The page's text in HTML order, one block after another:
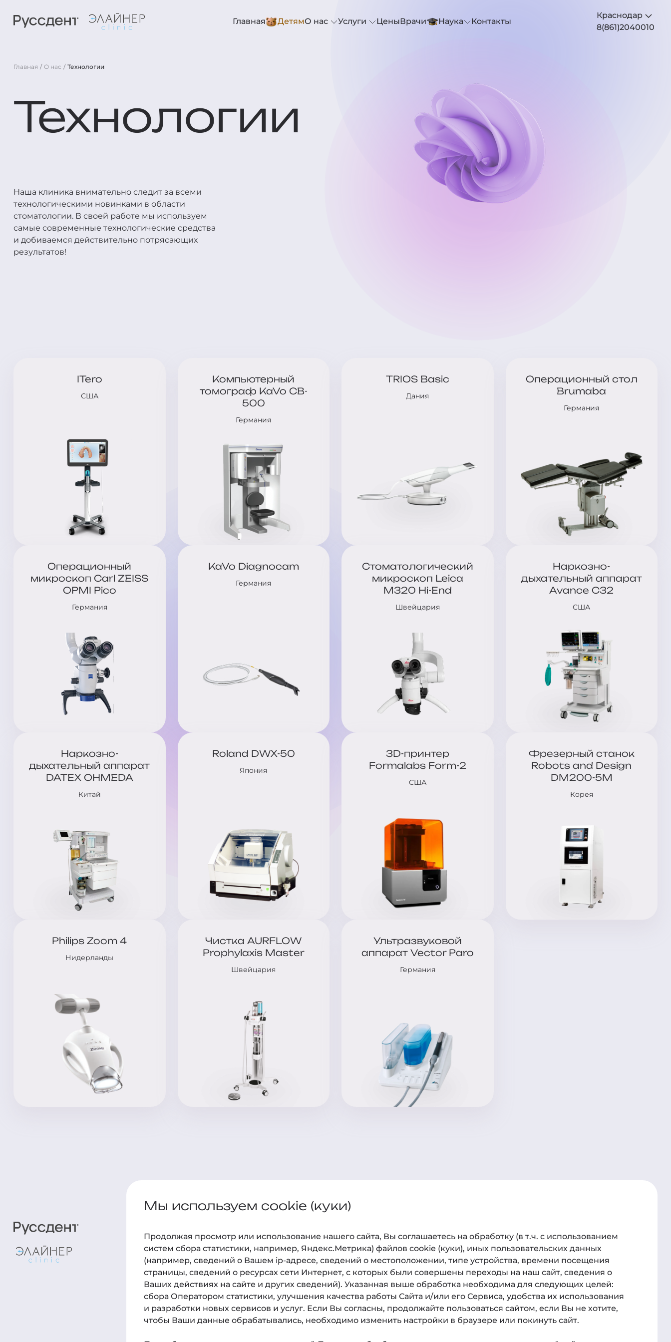
Главная ДетямО нас Услуги ЦеныВрачи Наука Контакты
Краснодар
8(861)2040010
Главная О нас Технологии
Технологии
Наша клиника внимательно следит за всеми
технологическими новинками в области
стоматологии. В своей работе мы используем
самые современные технологические средства
и добиваемся действительно потрясающих
результатов!
ITero
США
Компьютерный
томограф KaVo CB-
500
Германия
TRIOS Basic
Дания
Операционный стол
Brumaba
Германия
Операционный
микроскоп Carl ZEISS
OPMI Pico
Германия
KaVo Diagnocam
Германия
Стоматологический
микроскоп Leica
M320 Hi-End
Швейцария
Наркозно-
дыхательный аппарат
Avance C32
США
Наркозно-
дыхательный аппарат
DATEX OHMEDA
Китай
Roland DWX-50
Япония
3D-принтер
Formalabs Form-2
США
Фрезерный станок
Robots and Design
DM200-5M
Корея
Philips Zoom 4
Нидерланды
Чистка AURFLOW
Prophylaxis Master
Швейцария
Ультразвуковой
аппарат Vector Paro
Германия
Детям
Услуги
Врачи
Цены
Отзывы
О клинике
Технологии
Новости
Фотогалерея
Практик-центр
Статьи
Новости о курсах
Телефон
78612040010
Администрация:
clientmanager@rossdent.ru
Пресс-служба:
Мы используем cookie (куки)
Продолжая просмотр или использование нашего cайта, Вы соглашаетесь на обработку (в т.ч. с использованием
систем сбора статистики, например, Яндекс.Метрика) файлов cookie (куки), иных пользовательских данных
(например, сведений о Вашем ip-адресе, сведений о местоположении, типе устройства, времени посещения
страницы, сведений о ресурсах сети Интернет, с которых были совершены переходы на наш сайт, сведения о
Ваших действиях на сайте и других сведений). Указанная выше обработка необходима для следующих целей:
сбора Оператором статистики, улучшения качества работы Сайта и/или его Сервиса, удобства их использования
и разработки новых сервисов и услуг. Если Вы согласны, продолжайте пользоваться сайтом, если Вы не хотите,
чтобы Ваши данные обрабатывались, необходимо изменить настройки в браузере или покинуть сайт.